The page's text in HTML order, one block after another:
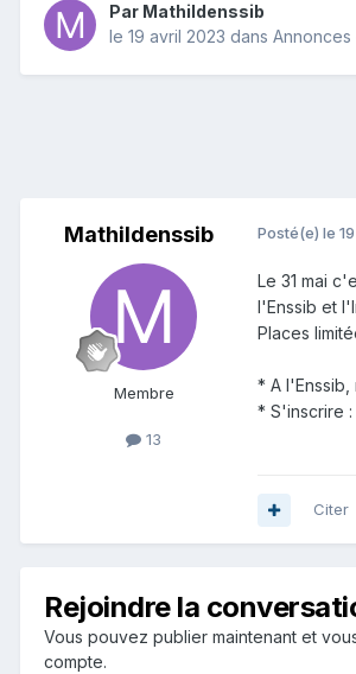
Par Mathildenssib
le 19 avril 2023 dans
Mathildenssib
Membre
13
Posté(e) le
Le 31 mai
l'Enssib et
Places
* A
* S'inscrire :
Citer
Rejoindre la
Vous pouvez publier maintenant et
compte.